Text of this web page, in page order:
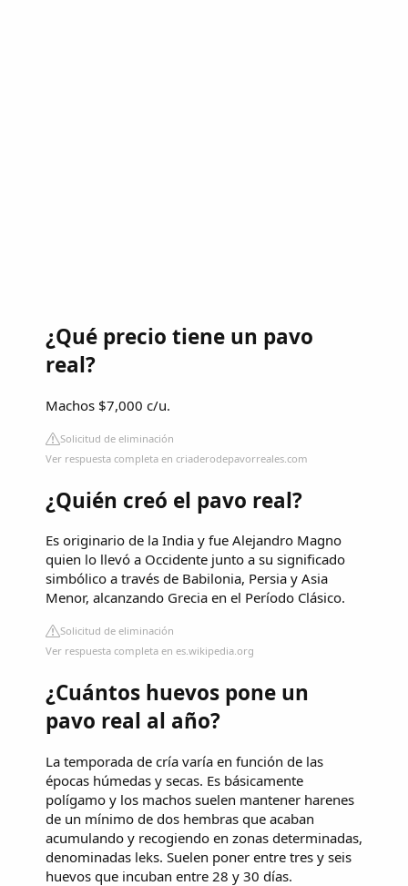
¿Qué precio tiene un pavo
real?
Machos $7,000 c/u.
Solicitud de eliminación
Ver respuesta completa en criaderodepavorreales.com
¿Quién creó el pavo real?
Es originario de la India y fue Alejandro Magno
quien lo llevó a Occidente junto a su significado
simbólico a través de Babilonia, Persia y Asia
Menor, alcanzando Grecia en el Período Clásico.
Solicitud de eliminación
Ver respuesta completa en es.wikipedia.org
¿Cuántos huevos pone un
pavo real al año?
La temporada de cría varía en función de las
épocas húmedas y secas. Es básicamente
polígamo y los machos suelen mantener harenes
de un mínimo de dos hembras que acaban
acumulando y recogiendo en zonas determinadas,
denominadas leks. Suelen poner entre tres y seis
huevos que incuban entre 28 y 30 días.